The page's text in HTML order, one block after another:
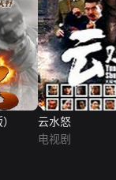
云水怒
电视剧